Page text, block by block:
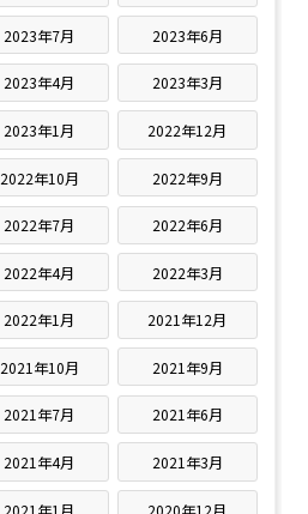
2023年7月 2023年6月
2023年4月 2023年3月
2023年1月 2022年12月
2022年10月 2022年9月
2022年7月 2022年6月
2022年4月 2022年3月
2022年1月 2021年12月
2021年10月 2021年9月
2021年7月 2021年6月
2021年4月 2021年3月
2021年1月 2020年12月